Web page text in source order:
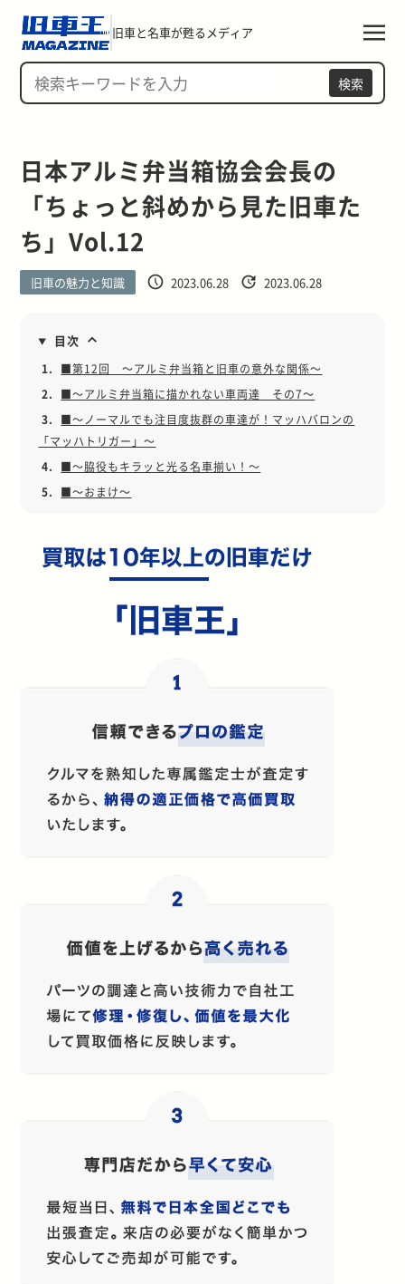
旧車と名車が甦るメディア
検索
日本アルミ弁当箱協会会長の
「ちょっと斜めから見た旧車た
ち」Vol.12
旧車の魅力と知識 2023.06.28 2023.06.28
目次
1.
■第12回 ～アルミ弁当箱と旧車の意外な関係～
2.
■～アルミ弁当箱に描かれない車両達 その7～
3.
■～ノーマルでも注目度抜群の車達が！マッハバロンの
「マッハトリガー」～
4.
■～脇役もキラッと光る名車揃い！～
5.
■～おまけ～